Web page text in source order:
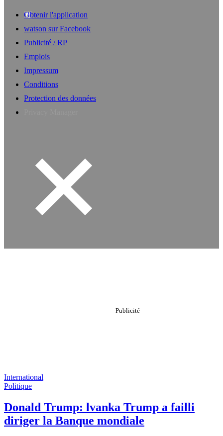
Obtenir l'application
watson sur Facebook
Publicité / RP
Emplois
Impressum
Conditions
Protection des données
International
Politique
Donald Trump: lvanka Trump a failli
diriger la Banque mondiale